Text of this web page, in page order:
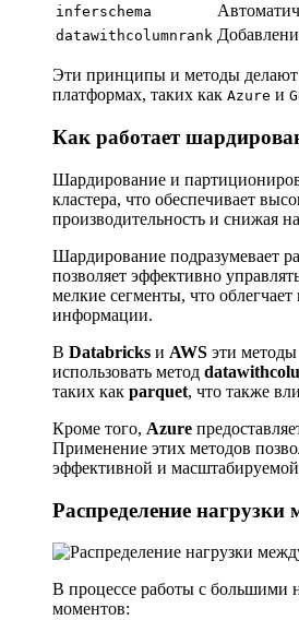
inferschema
datawithcolumnrank
Эти принципы и методы делают
платформах, таких как Azure и
Как работает
Шардирование и
кластера, что обеспечивает
производительность и снижая
Шардирование подразумевает
позволяет эффективно
мелкие сегменты, что
информации.
В Databricks и AWS эти
использовать метод
таких как parquet, что также
Кроме того, Azure
Применение этих методов
эффективной и
Распределение нагрузки
В процессе работы с большими
моментов: